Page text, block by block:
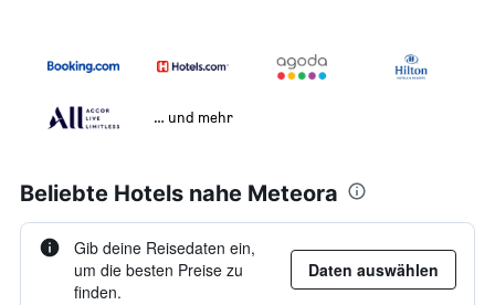
… und mehr
Beliebte Hotels nahe Meteora
Gib deine Reisedaten ein,
um die besten Preise zu
finden.
Daten auswählen